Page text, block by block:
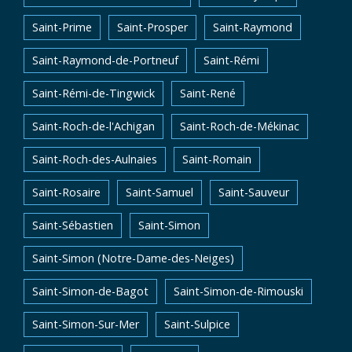
Saint-Prime Saint-Prosper Saint-Raymond
Saint-Raymond-de-Portneuf Saint-Rémi
Saint-Rémi-de-Tingwick Saint-René
Saint-Roch-de-l'Achigan Saint-Roch-de-Mékinac
Saint-Roch-des-Aulnaies Saint-Romain
Saint-Rosaire Saint-Samuel Saint-Sauveur
Saint-Sébastien Saint-Simon
Saint-Simon (Notre-Dame-des-Neiges)
Saint-Simon-de-Bagot Saint-Simon-de-Rimouski
Saint-Simon-Sur-Mer Saint-Sulpice